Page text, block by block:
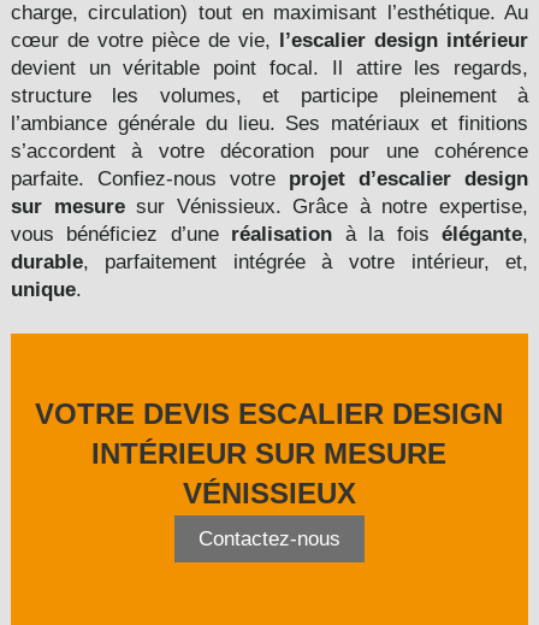
charge, circulation) tout en maximisant l’esthétique. Au
cœur de votre pièce de vie, l’escalier design intérieur
devient un véritable point focal. Il attire les regards,
structure les volumes, et participe pleinement à
l’ambiance générale du lieu. Ses matériaux et finitions
s’accordent à votre décoration pour une cohérence
parfaite. Confiez-nous votre projet d’escalier design
sur mesuresur Vénissieux. Grâce à notre expertise,
vous bénéficiez d’une réalisation à la foisélégante,
durable, parfaitement intégrée à votre intérieur, et,
unique.
VOTRE DEVIS ESCALIER DESIGN
INTÉRIEUR SUR MESURE
VÉNISSIEUX
Contactez-nous